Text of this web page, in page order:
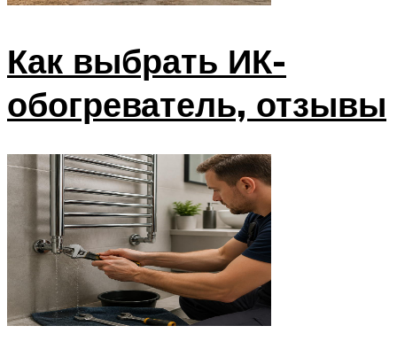
Как выбрать ИК-
обогреватель, отзывы